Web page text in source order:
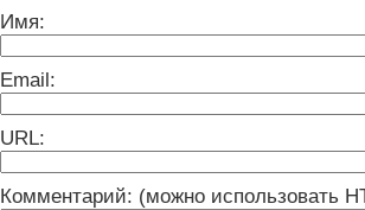
Имя:
Email:
URL:
Комментарий: (можно использовать